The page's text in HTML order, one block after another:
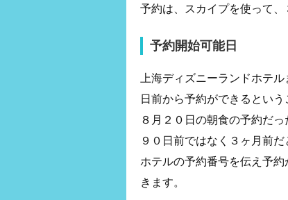
予約は、スカイプを使って、
予約開始可能日
上海ディズニーランドホテ
日前から予約ができるとい
８月２０日の朝食の予約だ
９０日前ではなく３ヶ月前だ
ホテルの予約番号を伝え予
きます。